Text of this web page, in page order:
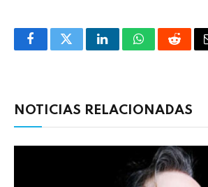
FacebookTwitterLinkedInWhatsAppReddit
NOTICIAS RELACIONADAS